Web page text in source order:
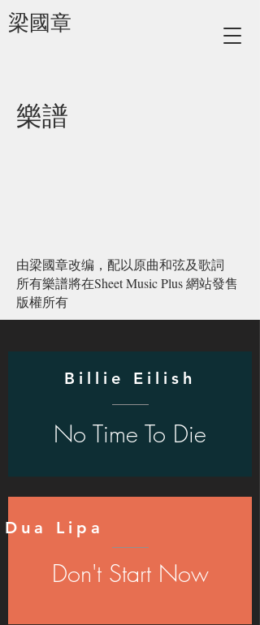
梁國章
樂譜
由梁國章改编，配以原曲和弦及歌詞
所有樂譜將在Sheet Music Plus 網站發售
版權所有
Billie Eilish
No Time To Die
Don't Start Now
Dua Lipa